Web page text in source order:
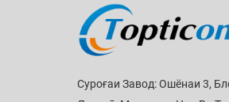
Суроғаи Завод: Ошёнаи 3,